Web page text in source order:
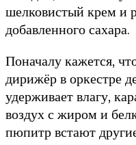
шелковистый крем и
добавленного сахара.
Поначалу кажется,
дирижёр в оркестре
удерживает влагу,
воздух с жиром и
пюпитр встают